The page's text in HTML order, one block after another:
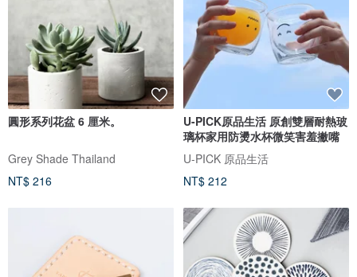
圓形系列花盆 6 厘米。
Grey Shade Thailand
NT$ 216
U-PICK原品生活 原創雙層耐熱玻
璃杯家用防燙水杯微笑害羞撇嘴
U-PICK 原品生活
NT$ 212